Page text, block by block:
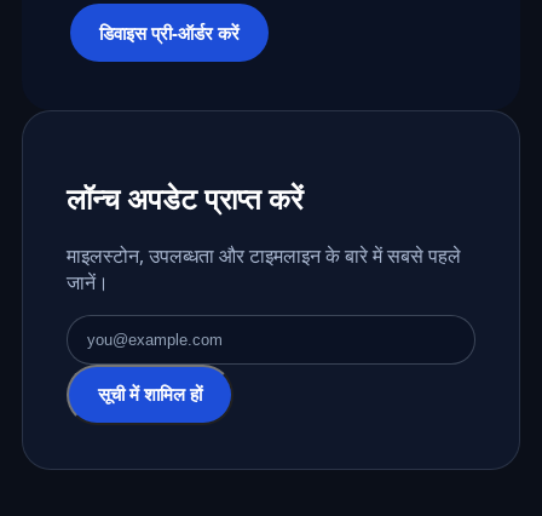
डिवाइस प्री-ऑर्डर करें
लॉन्च अपडेट प्राप्त करें
माइलस्टोन, उपलब्धता और टाइमलाइन के बारे में सबसे पहले
जानें।
ईमेल पतासूची में शामिल हों